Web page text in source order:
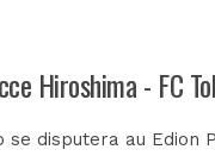
Hiroshima - FC
se disputera au Edion